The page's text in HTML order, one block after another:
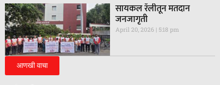
सायकल रॅलीतून मतदान
जनजागृती
April 20, 2026 5:18 pm
आणखी वाचा